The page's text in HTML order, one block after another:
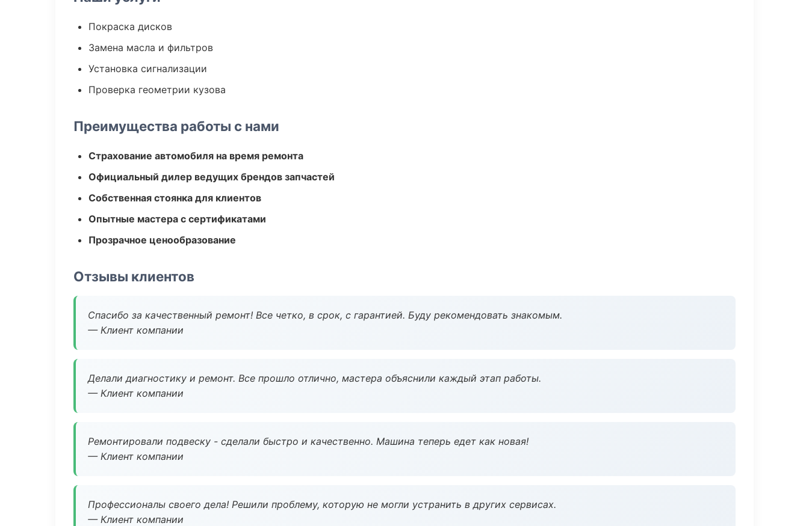
Покраска дисков
Замена масла и фильтров
Установка сигнализации
Проверка геометрии кузова
Преимущества работы с нами
Страхование автомобиля на время ремонта
Официальный дилер ведущих брендов запчастей
Собственная стоянка для клиентов
Опытные мастера с сертификатами
Прозрачное ценообразование
Отзывы клиентов
Спасибо за качественный ремонт! Все четко, в срок, с гарантией. Буду рекомендовать знакомым.
— Клиент компании
Делали диагностику и ремонт. Все прошло отлично, мастера объяснили каждый этап работы.
— Клиент компании
Ремонтировали подвеску - сделали быстро и качественно. Машина теперь едет как новая!
— Клиент компании
Профессионалы своего дела! Решили проблему, которую не могли устранить в других сервисах.
— Клиент компании